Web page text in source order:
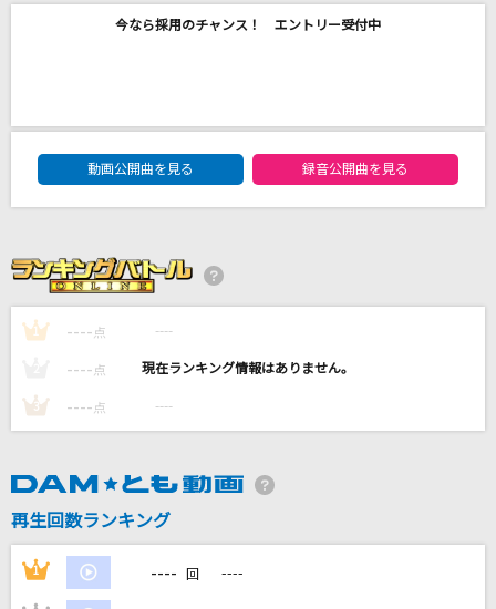
[生音]プライド革命
ゆず
月に向かって撃て
星街すいせい
[生音]ミ・アモーレ
ゆず
今なら採用のチャンス！ エントリー受付中
DAM★ともボーカルエントリーランキング
動画公開曲を見る
録音公開曲を見る
1 ---- 点 ----
---- 点 ----
3 ---- 点 ----
再生回数ランキング
1 ---- 回 ----